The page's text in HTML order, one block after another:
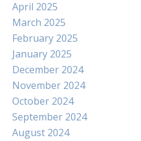
April 2025
March 2025
February 2025
January 2025
December 2024
November 2024
October 2024
September 2024
August 2024